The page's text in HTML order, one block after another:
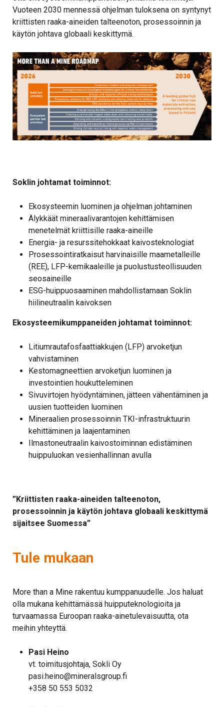
Vuoteen 2030 mennessä ohjelman tuloksena on syntynyt
kriittisten raaka-aineiden talteenoton, prosessoinnin ja
käytön johtava globaali keskittymä.
Soklin johtamat toiminnot:
Ekosysteemin luominen ja ohjelman johtaminen
Älykkäät mineraalivarantojen kehittämisen
menetelmät kriittisille raaka-aineille
Energia- ja resurssitehokkaat kaivosteknologiat
Prosessointiratkaisut harvinaisille maametalleille
(REE), LFP-kemikaaleille ja puolustusteollisuuden
seosaineille
ESG-huippuosaaminen mahdollistamaan Soklin
hiilineutraalin kaivoksen
Ekosysteemikumppaneiden johtamat toiminnot:
Litiumrautafosfaattiakkujen (LFP) arvoketjun
vahvistaminen
Kestomagneettien arvoketjun luominen ja
investointien houkutteleminen
Sivuvirtojen hyödyntäminen, jätteen vähentäminen ja
uusien tuotteiden luominen
Mineraalien prosessoinnin TKI-infrastruktuurin
kehittäminen ja laajentaminen
Ilmastoneutraalin kaivostoiminnan edistäminen
huippuluokan vesienhallinnan avulla
”Kriittisten raaka-aineiden talteenoton,
prosessoinnin ja käytön johtava globaali keskittymä
sijaitsee Suomessa”
Tule mukaan
More than a Mine rakentuu kumppanuudelle. Jos haluat
olla mukana kehittämässä huipputeknologioita ja
turvaamassa Euroopan raaka-ainetulevaisuutta, ota
meihin yhteyttä.
Pasi Heino
vt. toimitusjohtaja, Sokli Oy
pasi.heino@mineralsgroup.fi
+358 50 553 5032